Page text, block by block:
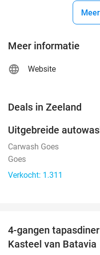
Meer informatie
Website
Deals in Zeeland
Uitgebreide
Carwash Goes
Goes
Verkocht: 1.311
4-gangen
Kasteel van Batavia